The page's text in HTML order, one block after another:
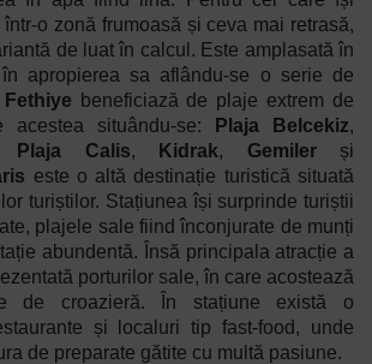
o zonă frumoasă și ceva mai retrasă,
de luat în calcul. Este amplasată în
apropierea sa aflându-se o serie de
Fethiye beneficiază de plaje extrem de
acestea situându-se:
Plaja Belcekiz,
Plaja Calis, Kidrak, Gemilerși
este o altă destinație turistică situată
turiștilor. Stațiunea își surprinde turiștii
plajele sale fiind înconjurate de munți
abundentă. Însă principala atracție a
porturilor sale, în care acostează
de croazieră. În stațiune există o
și localuri tip fast-food, unde
de preparate gătite cu multă pasiune.